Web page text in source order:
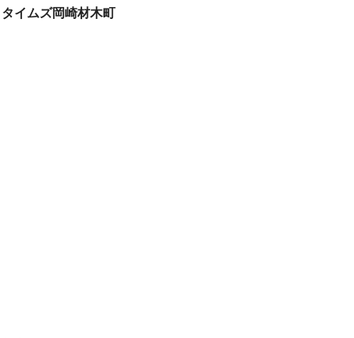
タイムズ岡崎材木町